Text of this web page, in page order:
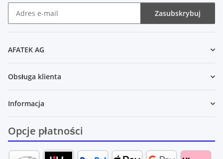
Zasubskrybuj
AFATEK AG
Obsługa klienta
Informacja
Opcje płatności